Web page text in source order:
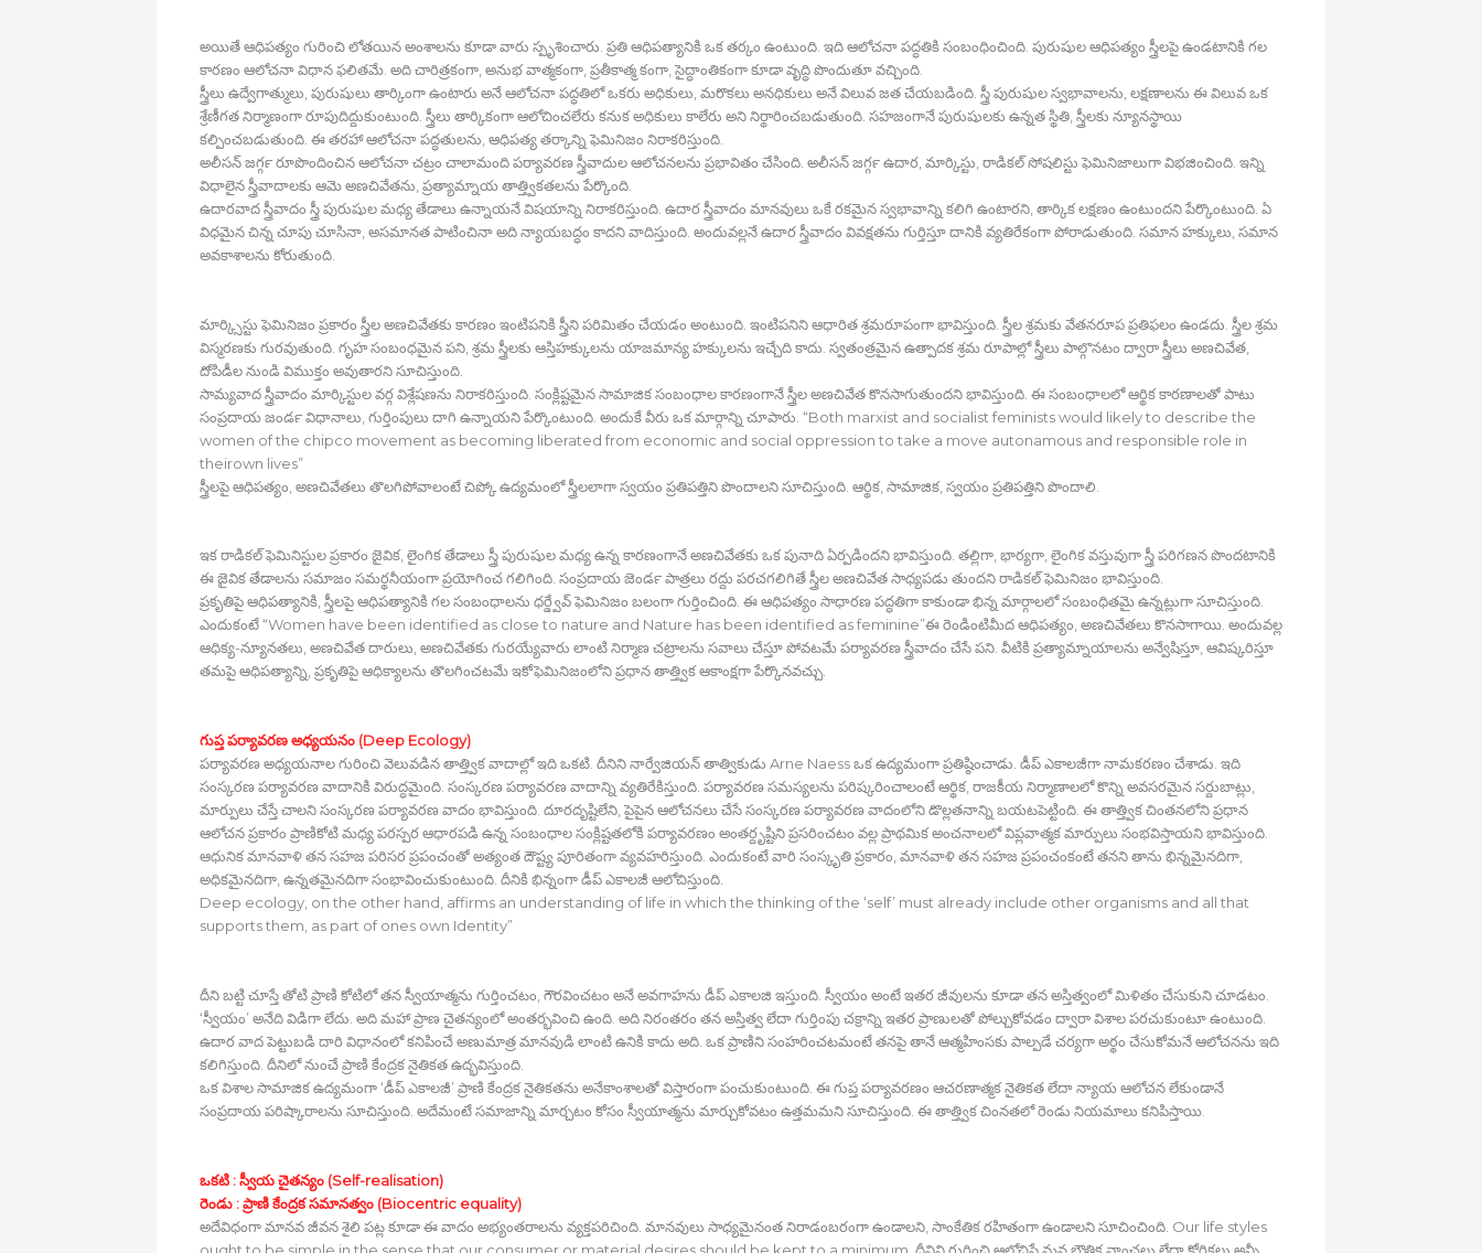
అయితే ఆధిపత్యం గురించి లోతయిన అంశాలను కూడా వారు స్పృశించారు. ప్రతి ఆధిపత్యానికి ఒక తర్కం ఉంటుంది. ఇది ఆలోచనా పద్ధతికి సంబంధించింది. పురుషుల ఆధిపత్యం స్త్రీలపై ఉండటానికి గల
కారణం ఆలోచనా విధాన ఫలితమే. అది చారిత్రకంగా, అనుభ వాత్మకంగా, ప్రతీకాత్మ కంగా, సైద్ధాంతికంగా కూడా వృద్ధి పొందుతూ వచ్చింది.
స్త్రీలు ఉద్వేగాత్ములు, పురుషులు తార్కింగా ఉంటారు అనే ఆలోచనా పద్ధతిలో ఒకరు అధికులు, మరొకలు అనధికులు అనే విలువ జత చేయబడింది. స్త్రీ పురుషుల స్వభావాలను, లక్షణాలను ఈ విలువ ఒక
శ్రేణీగత నిర్మాణంగా రూపుదిద్దుకుంటుంది. స్త్రీలు తార్కికంగా ఆలోచించలేరు కనుక అధికులు కాలేరు అని నిర్థారించబడుతుంది. సహజంగానే పురుషులకు ఉన్నత స్థితి, స్త్రీలకు న్యూనస్థాయి
కల్పించబడుతుంది. ఈ తరహా ఆలోచనా పద్ధతులను, ఆధిపత్య తర్కాన్ని ఫెమినిజం నిరాకరిస్తుంది.
అలీసన్‍ జగ్గర్‍ రూపొందించిన ఆలోచనా చట్రం చాలామంది పర్యావరణ స్త్రీవాదుల ఆలోచనలను ప్రభావితం చేసింది. అలీసన్‍ జగ్గర్‍ ఉదార, మార్కిస్టు, రాడికల్‍ సోషలిస్టు ఫెమినిజాలుగా విభజించింది. ఇన్ని
విధాలైన స్త్రీవాదాలకు ఆమె అణచివేతను, ప్రత్యామ్నాయ తాత్త్వికతలను పేర్కొంది.
ఉదారవాద స్త్రీవాదం స్త్రీ పురుషుల మధ్య తేడాలు ఉన్నాయనే విషయాన్ని నిరాకరిస్తుంది. ఉదార స్త్రీవాదం మానవులు ఒకే రకమైన స్వభావాన్ని కలిగి ఉంటారని, తార్కిక లక్షణం ఉంటుందని పేర్కొంటుంది. ఏ
విధమైన చిన్న చూపు చూసినా, అసమానత పాటించినా అది న్యాయబద్ధం కాదని వాదిస్తుంది. అందువల్లనే ఉదార స్త్రీవాదం వివక్షతను గుర్తిస్తూ దానికి వ్యతిరేకంగా పోరాడుతుంది. సమాన హక్కులు, సమాన
అవకాశాలను కోరుతుంది.
మార్క్సిస్టు ఫెమినిజం ప్రకారం స్త్రీల అణచివేతకు కారణం ఇంటిపనికి స్త్రీని పరిమితం చేయడం అంటుంది. ఇంటిపనిని ఆధారిత శ్రమరూపంగా భావిస్తుంది. స్త్రీల శ్రమకు వేతనరూప ప్రతిఫలం ఉండదు. స్త్రీల శ్రమ
విస్మరణకు గురవుతుంది. గృహ సంబంధమైన పని, శ్రమ స్త్రీలకు ఆస్తిహక్కులను యాజమాన్య హక్కులను ఇచ్చేది కాదు. స్వతంత్రమైన ఉత్పాదక శ్రమ రూపాల్లో స్త్రీలు పాల్గొనటం ద్వారా స్త్రీలు అణచివేత,
దోపిడీల నుండి విముక్తం అవుతారని సూచిస్తుంది.
సామ్యవాద స్త్రీవాదం మార్కిస్టుల వర్గ విశ్లేషణను నిరాకరిస్తుంది. సంక్లిష్టమైన సామాజిక సంబంధాల కారణంగానే స్త్రీల అణచివేత కొనసాగుతుందని భావిస్తుంది. ఈ సంబంధాలలో ఆర్థిక కారణాలతో పాటు
సంప్రదాయ జండర్‍ విధానాలు, గుర్తింపులు దాగి ఉన్నాయని పేర్కొంటుంది. అందుకే వీరు ఒక మార్గాన్ని చూపారు. “Both marxist and socialist feminists would likely to describe the
women of the chipco movement as becoming liberated from economic and social oppression to take a move autonamous and responsible role in
theirown lives”
స్త్రీలపై ఆధిపత్యం, అణచివేతలు తొలగిపోవాలంటే చిప్కో ఉద్యమంలో స్త్రీలలాగా స్వయం ప్రతిపత్తిని పొందాలని సూచిస్తుంది. ఆర్థిక, సామాజిక, స్వయం ప్రతిపత్తిని పొందాలి.
ఇక రాడికల్‍ ఫెమినిస్టుల ప్రకారం జైవిక, లైంగిక తేడాలు స్త్రీ పురుషుల మధ్య ఉన్న కారణంగానే అణచివేతకు ఒక పునాది ఏర్పడిందని భావిస్తుంది. తల్లిగా, భార్యగా, లైంగిక వస్తువుగా స్త్రీ పరిగణన పొందటానికి
ఈ జైవిక తేడాలను సమాజం సమర్థనీయంగా ప్రయోగించ గలిగింది. సంప్రదాయ జెండర్‍ పాత్రలు రద్దు పరచగలిగితే స్త్రీల అణచివేత సాధ్యపడు తుందని రాడికల్‍ ఫెమినిజం భావిస్తుంది.
ప్రకృతిపై ఆధిపత్యానికి, స్త్రీలపై ఆధిపత్యానికి గల సంబంధాలను ధర్డ్వేవ్‍ ఫెమినిజం బలంగా గుర్తించింది. ఈ ఆధిపత్యం సాధారణ పద్ధతిగా కాకుండా భిన్న మార్గాలలో సంబంధితమై ఉన్నట్లుగా సూచిస్తుంది.
ఎందుకంటే “Women have been identified as close to nature and Nature has been identified as feminine”ఈ రెండింటిమీద ఆధిపత్యం, అణచివేతలు కొనసాగాయి. అందువల్ల
ఆధిక్య-న్యూనతలు, అణచివేత దారులు, అణచివేతకు గురయ్యేవారు లాంటి నిర్మాణ చట్రాలను సవాలు చేస్తూ పోవటమే పర్యావరణ స్త్రీవాదం చేసే పని. వీటికి ప్రత్యామ్నాయాలను అన్వేషిస్తూ, ఆవిష్కరిస్తూ
తమపై ఆధిపత్యాన్ని, ప్రకృతిపై ఆధిక్యాలను తొలగించటమే ఇకోఫెమినిజంలోని ప్రధాన తాత్త్విక ఆకాంక్షగా పేర్కొనవచ్చు.
గుప్త పర్యావరణ అధ్యయనం (Deep Ecology)
పర్యావరణ అధ్యయనాల గురించి వెలువడిన తాత్త్విక వాదాల్లో ఇది ఒకటి. దీనిని నార్వేజియన్‍ తాత్వికుడు Arne Naess ఒక ఉద్యమంగా ప్రతిష్ఠించాడు. డీప్‍ ఎకాలజీగా నామకరణం చేశాడు. ఇది
సంస్కరణ పర్యావరణ వాదానికి విరుద్ధమైంది. సంస్కరణ పర్యావరణ వాదాన్ని వ్యతిరేకిస్తుంది. పర్యావరణ సమస్యలను పరిష్కరించాలంటే ఆర్థిక, రాజకీయ నిర్మాణాలలో కొన్ని అవసరమైన సర్దుబాట్లు,
మార్పులు చేస్తే చాలని సంస్కరణ పర్యావరణ వాదం భావిస్తుంది. దూరదృష్టిలేని, పైపైన ఆలోచనలు చేసే సంస్కరణ పర్యావరణ వాదంలోని డొల్లతనాన్ని బయటపెట్టింది. ఈ తాత్త్విక చింతనలోని ప్రధాన
ఆలోచన ప్రకారం ప్రాణికోటి మధ్య పరస్పర ఆధారపడి ఉన్న సంబంధాల సంక్లిష్టతలోకి పర్యావరణం అంతర్దృష్టిని ప్రసరించటం వల్ల ప్రాథమిక అంచనాలలో విప్లవాత్మక మార్పులు సంభవిస్తాయని భావిస్తుంది.
ఆధునిక మానవాళి తన సహజ పరిసర ప్రపంచంతో అత్యంత దౌష్ట్య పూరితంగా వ్యవహరిస్తుంది. ఎందుకంటే వారి సంస్కృతి ప్రకారం, మానవాళి తన సహజ ప్రపంచంకంటే తనని తాను భిన్నమైనదిగా,
అధికమైనదిగా, ఉన్నతమైనదిగా సంభావించుకుంటుంది. దీనికి భిన్నంగా డీప్‍ ఎకాలజీ ఆలోచిస్తుంది.
Deep ecology, on the other hand, affirms an understanding of life in which the thinking of the ‘self’ must already include other organisms and all that
supports them, as part of ones own Identity”
దీని బట్టి చూస్తే తోటి ప్రాణి కోటిలో తన స్వీయాత్మను గుర్తించటం, గౌరవించటం అనే అవగాహను డీప్‍ ఎకాలజి ఇస్తుంది. స్వీయం అంటే ఇతర జీవులను కూడా తన అస్తిత్వంలో మిళితం చేసుకుని చూడటం.
‘స్వీయం’ అనేది విడిగా లేదు. అది మహా ప్రాణ చైతన్యంలో అంతర్భవించి ఉంది. అది నిరంతరం తన అస్తిత్వ లేదా గుర్తింపు చక్రాన్ని ఇతర ప్రాణులతో పోల్చుకోవడం ద్వారా విశాల పరచుకుంటూ ఉంటుంది.
ఉదార వాద పెట్టుబడి దారి విధానంలో కనిపించే అణుమాత్ర మానవుడి లాంటి ఉనికి కాదు అది. ఒక ప్రాణిని సంహరించటమంటే తనపై తానే ఆత్మహింసకు పాల్పడే చర్యగా అర్థం చేసుకోమనే ఆలోచనను ఇది
కలిగిస్తుంది. దీనిలో నుంచే ప్రాణి కేంద్రక నైతికత ఉద్భవిస్తుంది.
ఒక విశాల సామాజిక ఉద్యమంగా ‘డీప్‍ ఎకాలజీ’ ప్రాణి కేంద్రక నైతికతను అనేకాంశాలతో విస్తారంగా పంచుకుంటుంది. ఈ గుప్త పర్యావరణం ఆచరణాత్మక నైతికత లేదా న్యాయ ఆలోచన లేకుండానే
సంప్రదాయ పరిష్కారాలను సూచిస్తుంది. అదేమంటే సమాజాన్ని మార్చటం కోసం స్వీయాత్మను మార్చుకోవటం ఉత్తమమని సూచిస్తుంది. ఈ తాత్త్విక చింనతలో రెండు నియమాలు కనిపిస్తాయి.
ఒకటి : స్వీయ చైతన్యం (Self-realisation)
రెండు : ప్రాణి కేంద్రక సమానత్వం (Biocentric equality)
అదేవిధంగా మానవ జీవన శైలి పట్ల కూడా ఈ వాదం అభ్యంతరాలను వ్యక్తపరిచింది. మానవులు సాధ్యమైనంత నిరాడంబరంగా ఉండాలని, సాంకేతిక రహితంగా ఉండాలని సూచించింది. Our life styles